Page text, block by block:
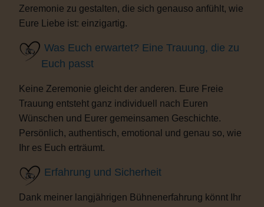
Zeremonie zu gestalten, die sich genauso anfühlt, wie
Eure Liebe ist: einzigartig.
Was Euch erwartet? Eine Trauung, die zu
Euch passt
Keine Zeremonie gleicht der anderen. Eure Freie
Trauung entsteht ganz individuell nach Euren
Wünschen und Eurer gemeinsamen Geschichte.
Persönlich, authentisch, emotional und genau so, wie
Ihr es Euch erträumt.
Erfahrung und Sicherheit
Dank meiner langjährigen Bühnenerfahrung könnt Ihr